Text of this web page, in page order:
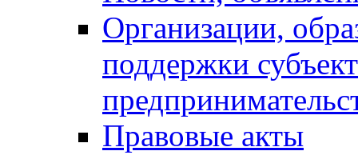
Организации,
поддержки
Правовые акты